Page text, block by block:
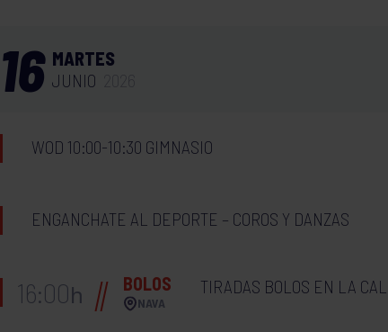
16 MARTES
JUNIO
WOD 10:00-10:30 GIMNASIO
ENGANCHATE AL DEPORTE – COROS Y DANZAS
16:00h BOLOS
NAVA
TIRADAS BOLOS EN LA